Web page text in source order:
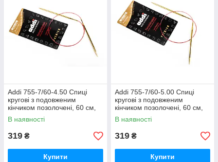
Addi 755-7/60-4.50 Спиці
кругові з подовженим
кінчиком позолочені, 60 см,
4.50 мм
В наявності
319 ₴
Купити
Addi 755-7/60-5.00 Спиці
кругові з подовженим
кінчиком позолочені, 60 см,
5.00 мм
В наявності
319 ₴
Купити